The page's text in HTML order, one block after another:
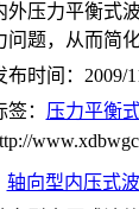
外压力平衡式
问题，从而简
布时间：2009/
签： 压力平衡
轴向型内压式